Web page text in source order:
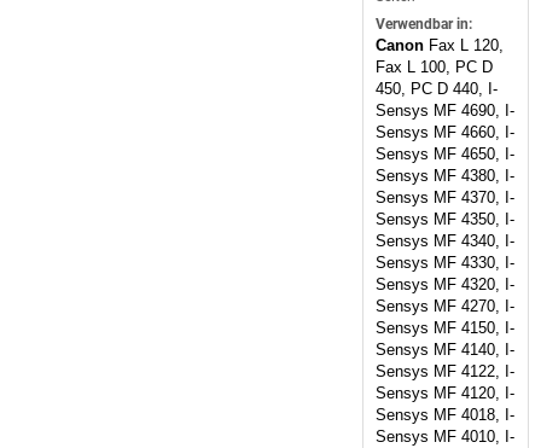
Verwendbar in:
Canon Fax L 120,
Fax L 100, PC D
450, PC D 440, I-
Sensys MF 4690, I-
Sensys MF 4660, I-
Sensys MF 4650, I-
Sensys MF 4380, I-
Sensys MF 4370, I-
Sensys MF 4350, I-
Sensys MF 4340, I-
Sensys MF 4330, I-
Sensys MF 4320, I-
Sensys MF 4270, I-
Sensys MF 4150, I-
Sensys MF 4140, I-
Sensys MF 4122, I-
Sensys MF 4120, I-
Sensys MF 4018, I-
Sensys MF 4010, I-